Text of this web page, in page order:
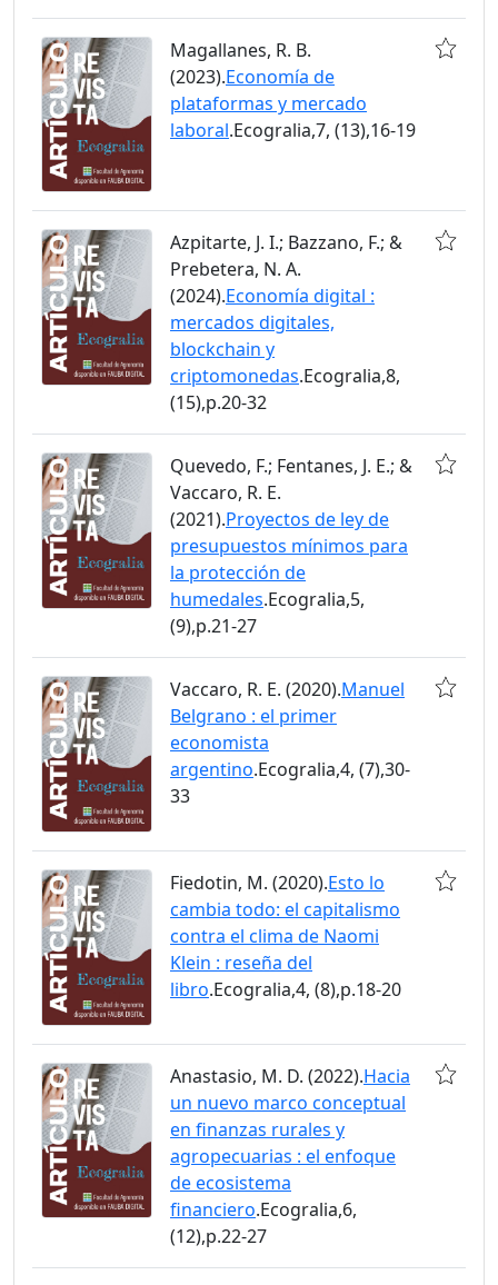
Magallanes, R. B.
(2023).Economía de
plataformas y mercado
laboral.Ecogralia,7, (13),16-19
Azpitarte, J. I.; Bazzano, F.; &
Prebetera, N. A.
(2024).Economía digital :
mercados digitales,
blockchain y
criptomonedas.Ecogralia,8,
(15),p.20-32
Quevedo, F.; Fentanes, J. E.; &
Vaccaro, R. E.
(2021).Proyectos de ley de
presupuestos mínimos para
la protección de
humedales.Ecogralia,5,
(9),p.21-27
Vaccaro, R. E. (2020).Manuel
Belgrano : el primer
economista
argentino.Ecogralia,4, (7),30-
33
Fiedotin, M. (2020).Esto lo
cambia todo: el capitalismo
contra el clima de Naomi
Klein : reseña del
libro.Ecogralia,4, (8),p.18-20
Anastasio, M. D. (2022).Hacia
un nuevo marco conceptual
en finanzas rurales y
agropecuarias : el enfoque
de ecosistema
financiero.Ecogralia,6,
(12),p.22-27